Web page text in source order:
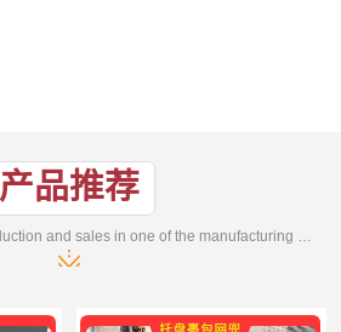
产品推荐
Development, design, production and sales in one of the manufacturing enterprises